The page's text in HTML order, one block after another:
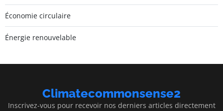
Économie circulaire
Énergie renouvelable
Climatecommonsense2
Inscrivez-vous pour recevoir nos derniers articles directement